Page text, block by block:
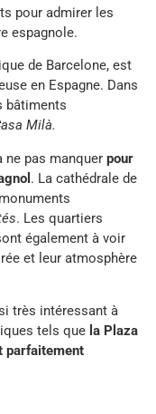
pour admirer les
espagnole.
de Barcelone, est
en Espagne. Dans
bâtiments
Milà.
ne pas manquer pour
. La cathédrale de
. Les quartiers
également à voir
et leur atmosphère
très intéressant à
tels que la Plaza
parfaitement